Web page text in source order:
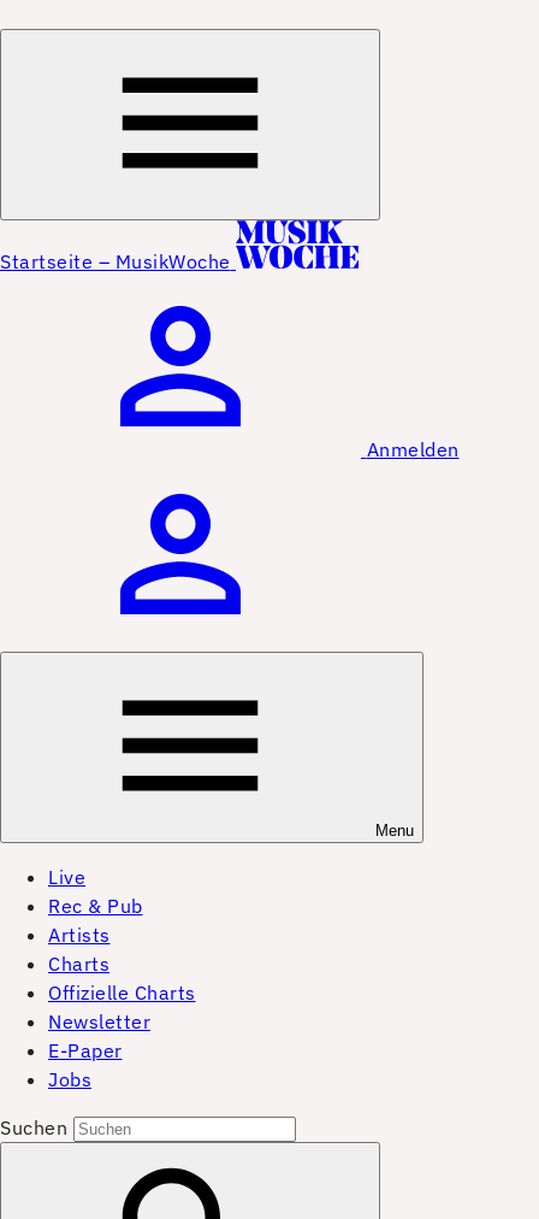
Startseite – MusikWoche
Anmelden
Menu
Live
Rec & Pub
Artists
Charts
Offizielle Charts
Newsletter
E-Paper
Jobs
Suchen